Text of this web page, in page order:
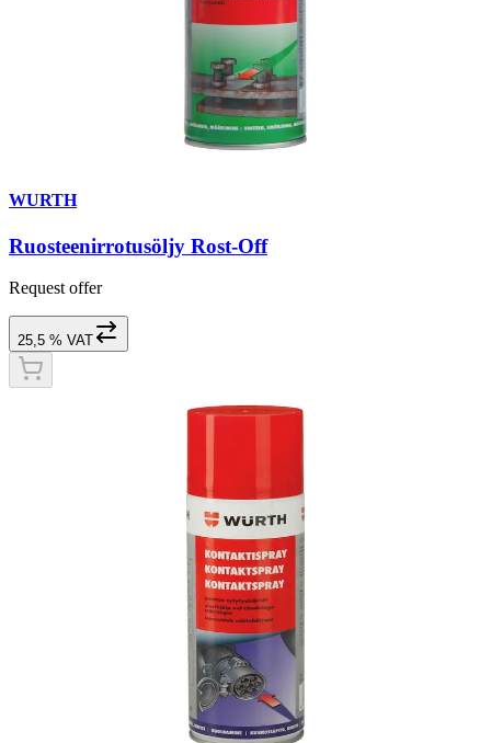
WURTH
Ruosteenirrotusöljy Rost-Off
Request offer
25,5 % VAT